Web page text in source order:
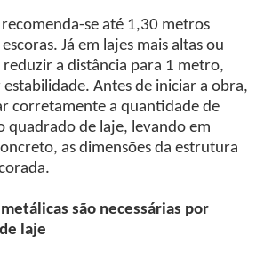
recomenda-se até 1,30 metros
Já em lajes mais altas ou
reduzir a distância para 1 metro,
Antes de iniciar a obra,
corretamente a quantidade de
quadrado de laje, levando em
as dimensões da estrutura
são necessárias por
laje